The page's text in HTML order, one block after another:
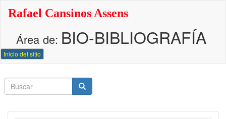
principal
Rafael Cansinos Assens
Área de: BIO-BIBLIOGRAFÍA
Inicio del sitio
Buscar
Buscar
Buscar